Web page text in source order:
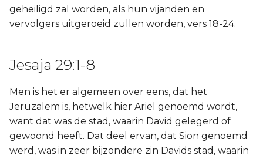
geheiligd zal worden, als hun vijanden en
vervolgers uitgeroeid zullen worden, vers 18-24.
Jesaja 29:1-8
Men is het er algemeen over eens, dat het
Jeruzalem is, hetwelk hier Ariël genoemd wordt,
want dat was de stad, waarin David gelegerd of
gewoond heeft. Dat deel ervan, dat Sion genoemd
werd, was in zeer bijzondere zin Davids stad, waarin